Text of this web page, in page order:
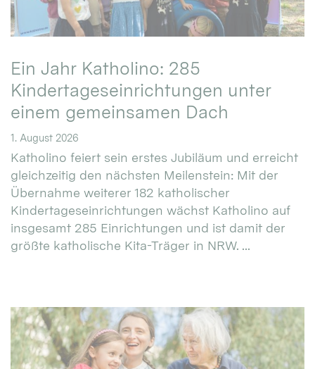
Ein Jahr Katholino: 285
Kindertageseinrichtungen unter
einem gemeinsamen Dach
1. August 2026
Katholino feiert sein erstes Jubiläum und erreicht
gleichzeitig den nächsten Meilenstein: Mit der
Übernahme weiterer 182 katholischer
Kindertageseinrichtungen wächst Katholino auf
insgesamt 285 Einrichtungen und ist damit der
größte katholische Kita-Träger in NRW. ...